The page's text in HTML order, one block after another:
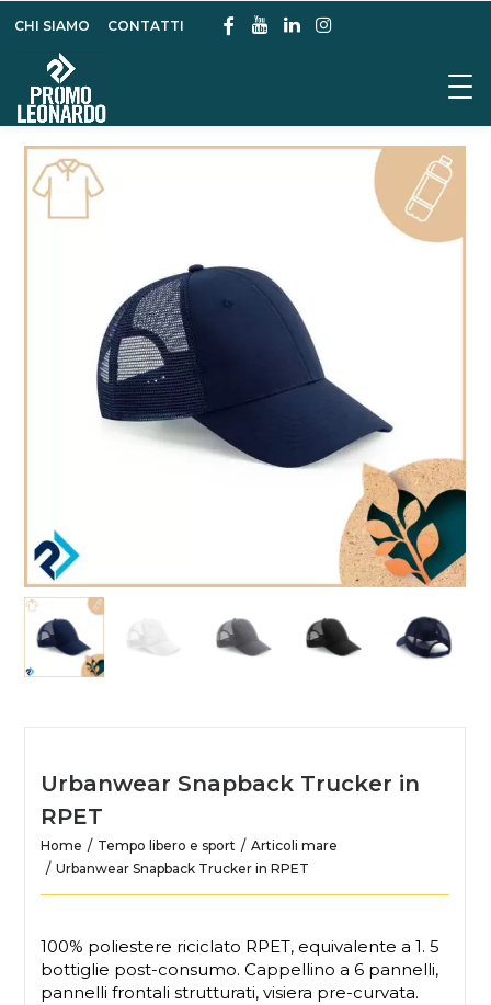
CHI SIAMO CONTATTI
Urbanwear Snapback Trucker in
RPET
Home Tempo libero e sport
Articoli mare
Urbanwear Snapback Trucker in RPET
100% poliestere riciclato RPET, equivalente a 1. 5
bottiglie post-consumo. Cappellino a 6 pannelli,
pannelli frontali strutturati, visiera pre-curvata.